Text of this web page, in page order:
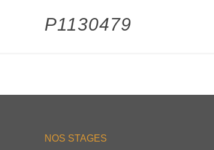
P1130479
NOS STAGES